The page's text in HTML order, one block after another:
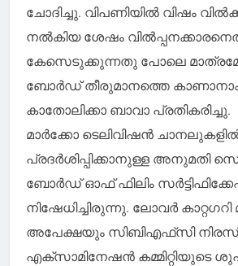
ചോദിച്ചു. വിപണിയിൽ വിഷം
നൽകിയ ശേഷം
കേസെടുക്കുന്നതു പോലെ
ബോർഡ് തീരുമാനത്തെ
കാതോലിക്കാ ബാവാ പ്രതികരിച്ചു.
മാർക്കോ ടെലിവിഷന്‍
പ്രദര്‍ശിപ്പിക്കാനുള്ള അനുമതി
ബോർഡ് ഓഫ് ഫിലിം
നിഷേധിച്ചിരുന്നു. ലോവർ കാറ്റഗറി
അപേക്ഷയും സിബിഎഫ്‍സി
എക്സാമിനേഷൻ കമ്മിറ്റിയുടെ